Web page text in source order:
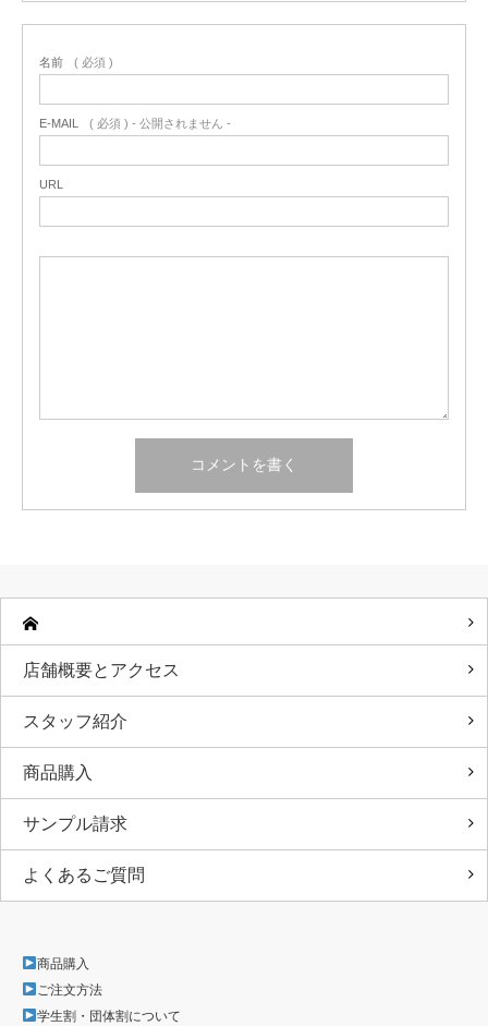
名前 ( 必須 )
E-MAIL ( 必須 ) - 公開されません -
URL
店舗概要とアクセス
スタッフ紹介
商品購入
サンプル請求
よくあるご質問
商品購入
ご注文方法
学生割・団体割について